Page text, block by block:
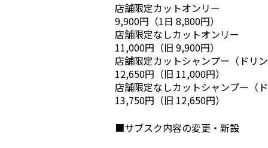
店舗限定カットオンリー
9,900円（1日 8,800円）
店舗限定なしカットオンリー
11,000円（旧 9,900円）
店舗限定カットシャンプー（ドリ
12,650円（旧 11,000円）
店舗限定なしカットシャンプー（
13,750円（旧 12,650円）
■サブスク内容の変更・新設